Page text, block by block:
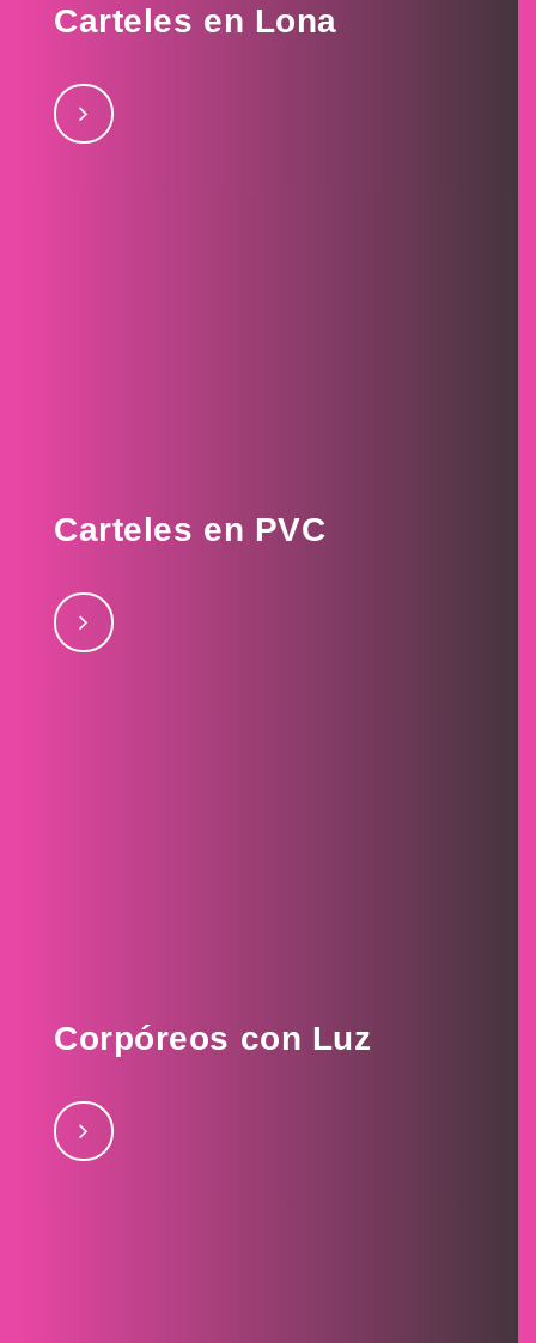
Carteles en Lona
3septiembre 2, 2017Lona 4septiembre 2, 2017Lona 2
Carteles en PVC
de incendioseptiembre 26, 2017Acrilico
Laminadoseptiembre 26, 2017Vecinos alerta
Corpóreos con Luz
2017Amaya Motorsjulio 27, 2017Todomúsicajulio 27,
2017Uniform